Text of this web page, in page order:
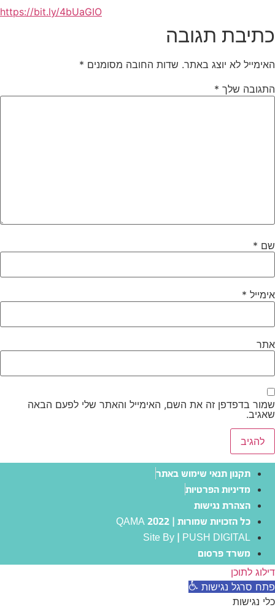
https://bit.ly/4bUaGIO
כתיבת תגובה
האימייל לא יוצג באתר. שדות החובה מסומנים *
התגובה שלך *
שם *
אימייל *
אתר
שמור בדפדפן זה את השם, האימייל והאתר שלי לפעם הבאה
שאגיב.
תקנון תנאי שימוש באתר
מדיניות הפרטיות
הצהרת נגישות
כל הזכויות שמורות | QAMA 2022
Site By | PUSH DIGITAL
משרד פרסום
דילוג לתוכן
פתח סרגל נגישות
כלי נגישות